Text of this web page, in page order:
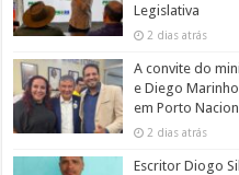
Legislativa
2 dias atrás
A convite do
e Diego
em Porto
2 dias atrás
Escritor Diogo